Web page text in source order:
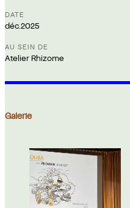
déc.2025
Atelier Rhizome
Galerie